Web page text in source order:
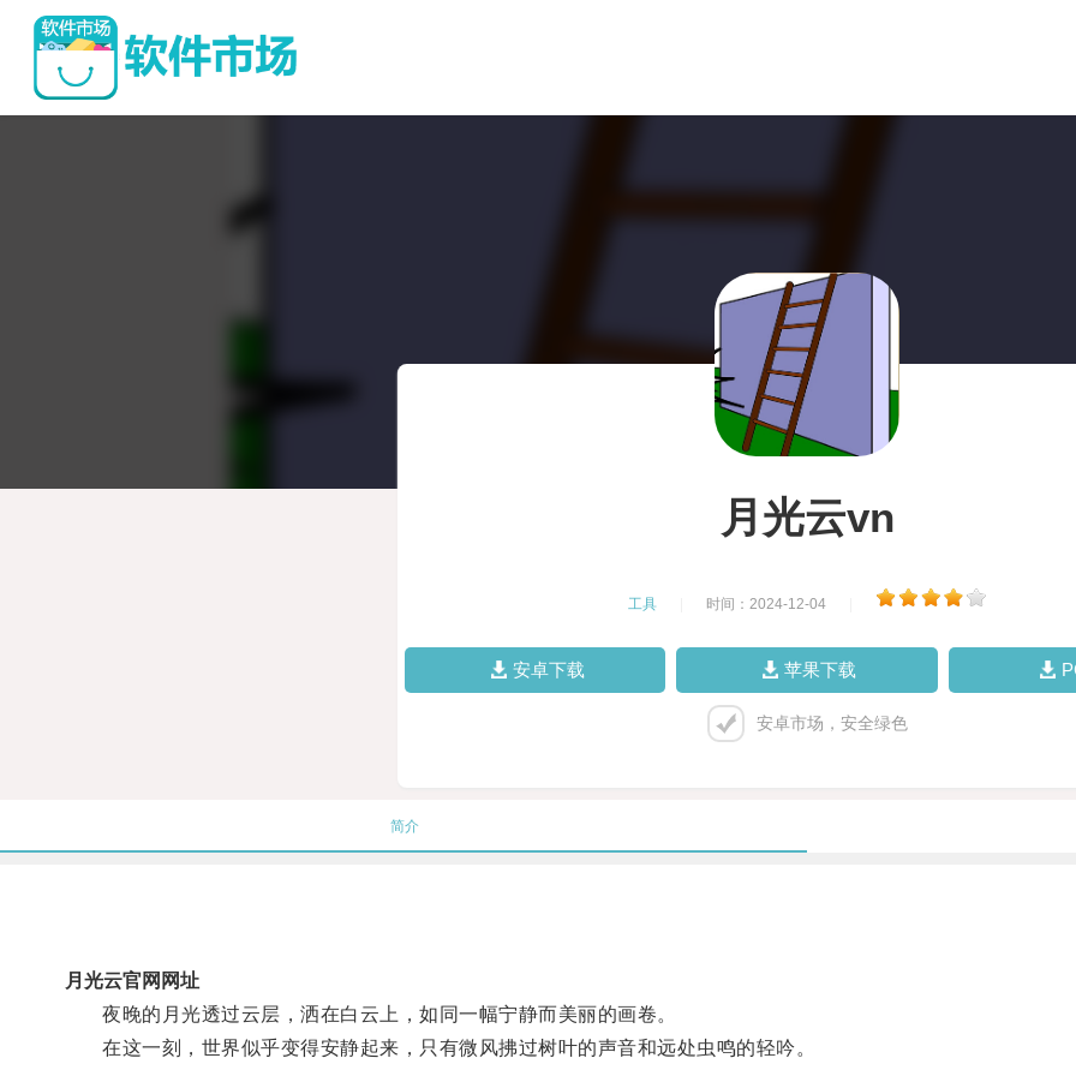
月光云vn
工具 时间：2024-12-04
安卓下载 苹果下载
安卓市场，安全绿色
简介
月光云官网网址
夜晚的月光透过云层，洒在白云上，如同一幅宁静而美丽的画卷。
在这一刻，世界似乎变得安静起来，只有微风拂过树叶的声音和远处虫鸣的轻吟。